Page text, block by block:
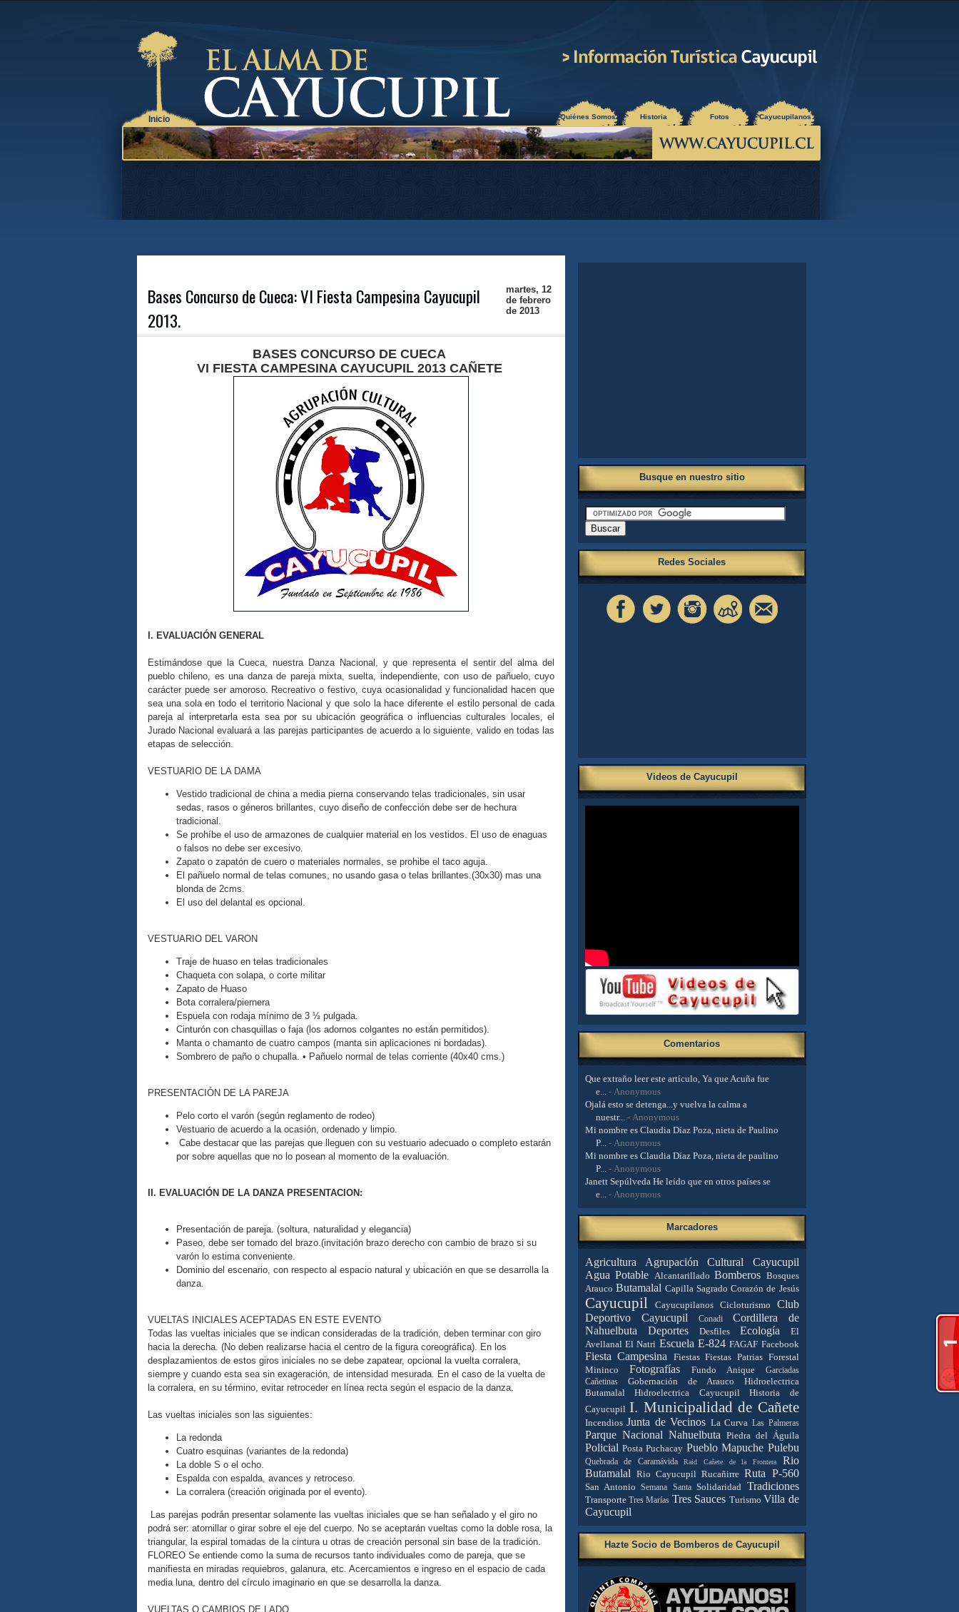
Inicio ¿Quiénes Somos? Historia Fotos Cayucupilanos
martes, 12
de febrero
de 2013
Bases Concurso de Cueca: VI Fiesta Campesina Cayucupil
2013.
BASES CONCURSO DE CUECA
VI FIESTA CAMPESINA CAYUCUPIL 2013CAÑETE
I. EVALUACIÓN GENERAL
Estimándose que la Cueca, nuestra Danza Nacional, y que representa el sentir del alma del
pueblo chileno, es una danza de pareja mixta, suelta, independiente, con uso de pañuelo, cuyo
carácter puede ser amoroso. Recreativo o festivo, cuya ocasionalidad y funcionalidad hacen que
sea una sola en todo el territorio Nacional y que solo la hace diferente el estilo personal de cada
pareja al interpretarla esta sea por su ubicación geográfica o influencias culturales locales, el
Jurado Nacional evaluará a las parejas participantes de acuerdo a lo siguiente, valido en todas las
etapas de selección.
VESTUARIO DE LA DAMA
Vestido tradicional de china a media pierna conservando telas tradicionales, sin usar
sedas, rasos o géneros brillantes, cuyo diseño de confección debe ser de hechura
tradicional.
Se prohíbe el uso de armazones de cualquier material en los vestidos. El uso de enaguas
o falsos no debe ser excesivo.
Zapato o zapatón de cuero o materiales normales, se prohibe el taco aguja.
El pañuelo normal de telas comunes, no usando gasa o telas brillantes.(30x30) mas una
blonda de 2cms.
El uso del delantal es opcional.
VESTUARIO DEL VARON
Traje de huaso en telas tradicionales
Chaqueta con solapa, o corte militar
Zapato de Huaso
Bota corralera/piernera
Espuela con rodaja mínimo de 3 ½ pulgada.
Cinturón con chasquillas o faja (los adornos colgantes no están permitidos).
Manta o chamanto de cuatro campos (manta sin aplicaciones ni bordadas).
Sombrero de paño o chupalla. • Pañuelo normal de telas corriente (40x40 cms.)
PRESENTACIÓN DE LA PAREJA
Pelo corto el varón (según reglamento de rodeo)
Vestuario de acuerdo a la ocasión, ordenado y limpio.
Cabe destacar que las parejas que lleguen con su vestuario adecuado o completo estarán
por sobre aquellas que no lo posean al momento de la evaluación.
II. EVALUACIÓN DE LA DANZA PRESENTACION:
Presentación de pareja. (soltura, naturalidad y elegancia)
Paseo, debe ser tomado del brazo.(invitación brazo derecho con cambio de brazo si su
varón lo estima conveniente.
Dominio del escenario, con respecto al espacio natural y ubicación en que se desarrolla la
danza.
VUELTAS INICIALES ACEPTADAS EN ESTE EVENTO
Todas las vueltas iniciales que se indican consideradas de la tradición, deben terminar con giro
hacia la derecha. (No deben realizarse hacia el centro de la figura coreográfica). En los
desplazamientos de estos giros iniciales no se debe zapatear, opcional la vuelta corralera,
siempre y cuando esta sea sin exageración, de intensidad mesurada. En el caso de la vuelta de
la corralera, en su término, evitar retroceder en línea recta según el espacio de la danza.
Las vueltas iniciales son las siguientes:
La redonda
Cuatro esquinas (variantes de la redonda)
La doble S o el ocho.
Espalda con espalda, avances y retroceso.
La corralera (creación originada por el evento).
Las parejas podrán presentar solamente las vueltas iniciales que se han señalado y el giro no
podrá ser: atornillar o girar sobre el eje del cuerpo. No se aceptarán vueltas como la doble rosa, la
triangular, la espiral tomadas de la cintura u otras de creación personal sin base de la tradición.
FLOREO Se entiende como la suma de recursos tanto individuales como de pareja, que se
manifiesta en miradas requiebros, galanura, etc. Acercamientos e ingreso en el espacio de cada
media luna, dentro del círculo imaginario en que se desarrolla la danza.
VUELTAS O CAMBIOS DE LADO
Busque en nuestro sitio
Redes Sociales
Videos de Cayucupil
Comentarios
Que extraño leer este artículo, Ya que Acuña fue
e...- Anonymous
Ojalá esto se detenga...y vuelva la calma a
nuestr...- Anonymous
Mi nombre es Claudia Díaz Poza, nieta de Paulino
P...- Anonymous
Mi nombre es Claudia Díaz Poza, nieta de paulino
P...- Anonymous
Janett Sepúlveda He leído que en otros países se
e...- Anonymous
Marcadores
Agricultura
Agrupación Cultural Cayucupil
Agua Potable Alcantarillado Bomberos Bosques
Arauco Butamalal Capilla Sagrado Corazón de Jesús
Cayucupil Cayucupilanos Cicloturismo
Club
Deportivo Cayucupil
Conadi
Cordillera de
Nahuelbuta
Deportes Desfiles Ecología
El
Avellanal El Natri Escuela E-824 FAGAF Facebook
Fiesta Campesina Fiestas Fiestas Patrias Forestal
Mininco
Fotografías Fundo Anique
Garciadas
Cañetinas
Gobernación de Arauco
Hidroelectrica
Butamalal
Hidroelectrica Cayucupil
Historia de
Cayucupil I. Municipalidad de Cañete
Incendios Junta de Vecinos La Curva Las Palmeras
Parque Nacional Nahuelbuta Piedra del Águila
Policial Posta Puchacay Pueblo Mapuche Pulebu
Quebrada de Caramávida Raid Cañete de la Frontera
Rio
Butamalal Rio Cayucupil Rucañirre Ruta P-560
San Antonio Semana Santa Solidaridad Tradiciones
Transporte Tres Marías Tres Sauces Turismo Villa de
Cayucupil
Hazte Socio de Bomberos de Cayucupil